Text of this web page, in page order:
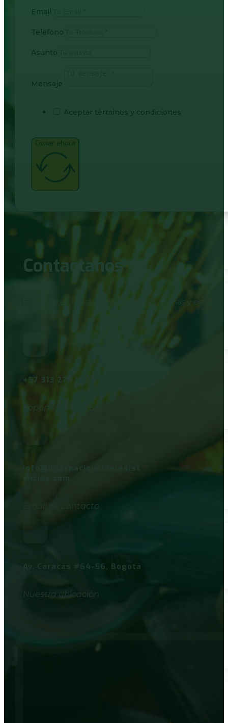
Email
Telefono
Asunto
Mensaje
Aceptar términos y condiciones
Enviar ahora
Contactanos
Expertos en resistencias eléctricas, saunas y
+57 313 270 0275
Soporte de ventas
info@internacionalderesist
Email de contacto
Av. Caracas #64-56, Bogotá
Nuestra ubicación